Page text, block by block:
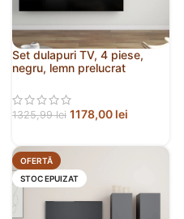
Set dulapuri TV, 4 piese,
negru, lemn prelucrat
1325,99lei 1178,00 lei
OFERTĂ
STOC EPUIZAT